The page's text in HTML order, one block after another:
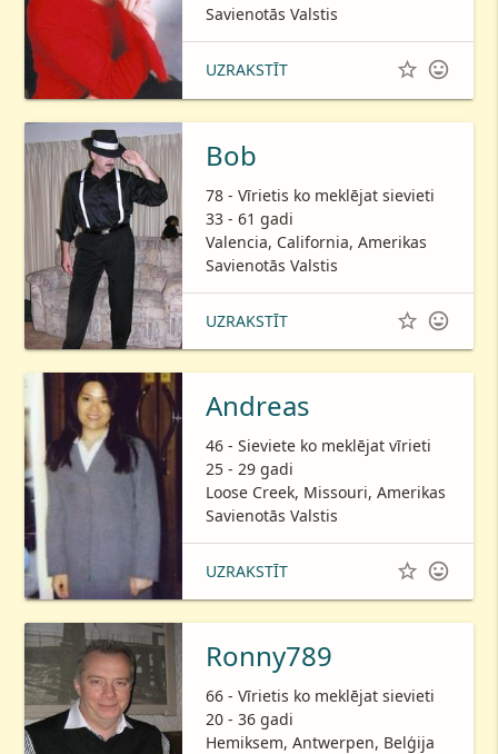
Savienotās Valstis
UZRAKSTĪT  
Bob
78 - Vīrietis ko meklējat sievieti
33 - 61 gadi
Valencia, California, Amerikas
Savienotās Valstis
UZRAKSTĪT  
Andreas
46 - Sieviete ko meklējat vīrieti
25 - 29 gadi
Loose Creek, Missouri, Amerikas
Savienotās Valstis
UZRAKSTĪT  
Ronny789
66 - Vīrietis ko meklējat sievieti
20 - 36 gadi
Hemiksem, Antwerpen, Belģija